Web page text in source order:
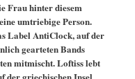
Frau hinter diesem
umtriebige Person.
Label AntiClock, auf der
gearteten Bands
mitmischt. Loftiss lebt